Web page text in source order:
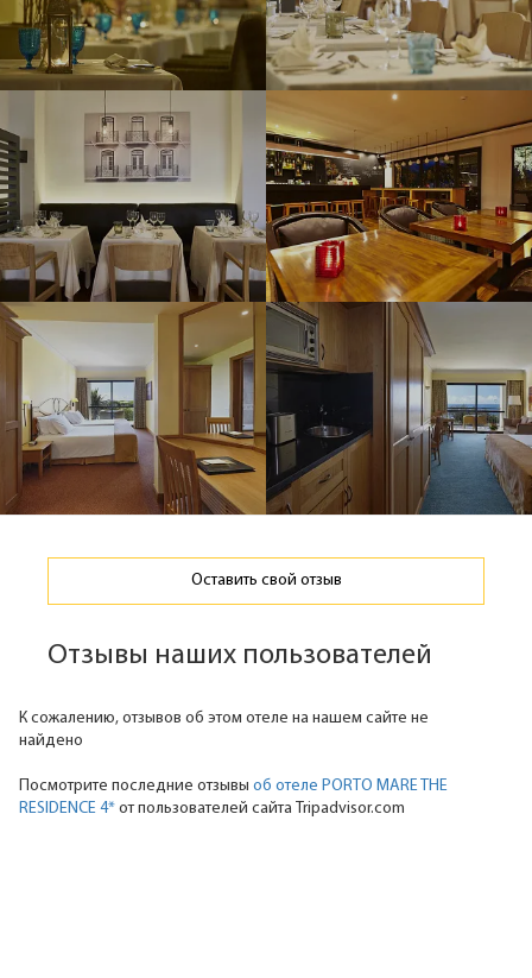
Оставить свой отзыв
Отзывы наших пользователей
К сожалению, отзывов об этом отеле на нашем сайте не
найдено
Посмотрите последние отзывы об отеле PORTO MARE THE
RESIDENCE 4* от пользователей сайта Tripadvisor.com